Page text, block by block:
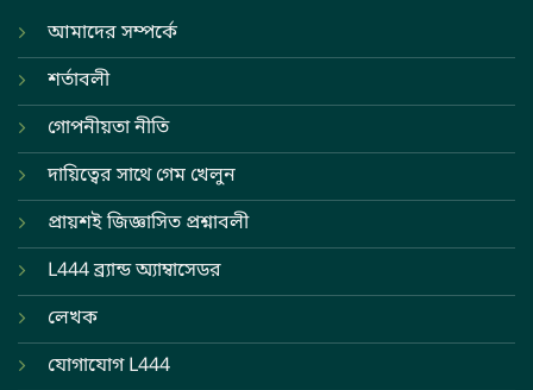
আমাদের সম্পর্কে
শর্তাবলী
গোপনীয়তা নীতি
দায়িত্বের সাথে গেম খেলুন
প্রায়শই জিজ্ঞাসিত প্রশ্নাবলী
L444 ব্র্যান্ড অ্যাম্বাসেডর
লেখক
যোগাযোগ L444